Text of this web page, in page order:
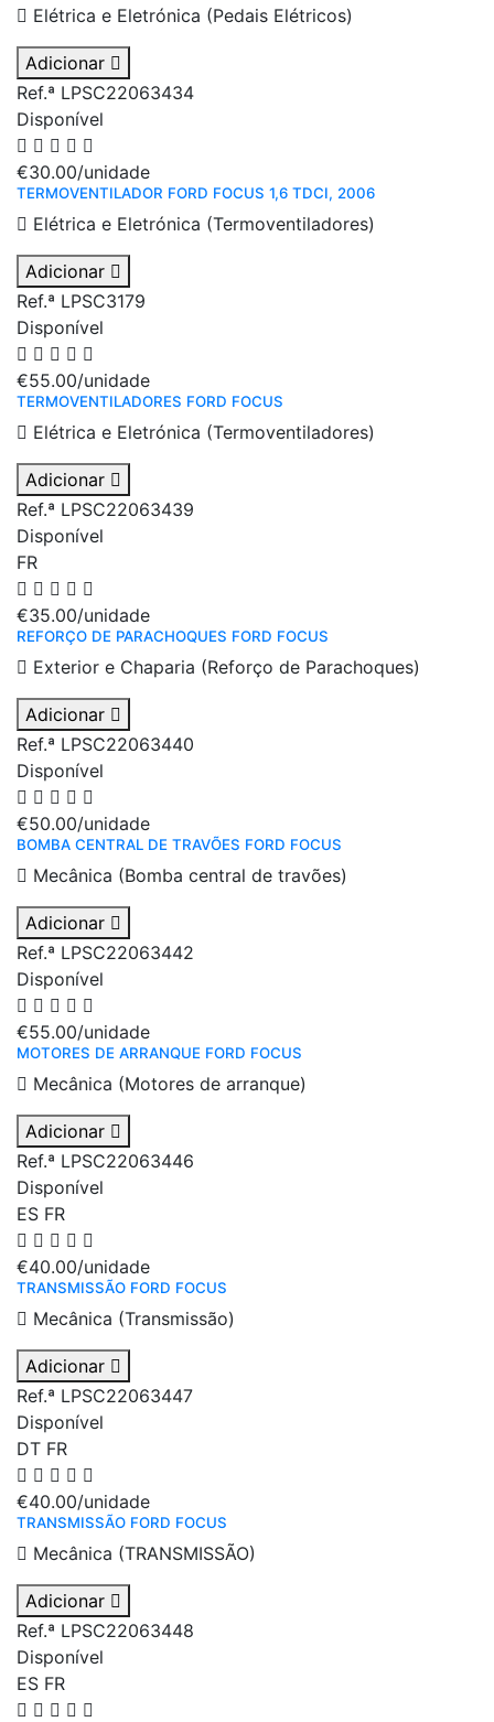
Elétrica e Eletrónica (Pedais Elétricos)
Adicionar
Ref.ª LPSC22063434
Disponível
€30.00/unidade
TERMOVENTILADOR FORD FOCUS 1,6 TDCI, 2006
Elétrica e Eletrónica (Termoventiladores)
Adicionar
Ref.ª LPSC3179
Disponível
€55.00/unidade
TERMOVENTILADORES FORD FOCUS
Elétrica e Eletrónica (Termoventiladores)
Adicionar
Ref.ª LPSC22063439
Disponível
FR
€35.00/unidade
REFORÇO DE PARACHOQUES FORD FOCUS
Exterior e Chaparia (Reforço de Parachoques)
Adicionar
Ref.ª LPSC22063440
Disponível
€50.00/unidade
BOMBA CENTRAL DE TRAVÕES FORD FOCUS
Mecânica (Bomba central de travões)
Adicionar
Ref.ª LPSC22063442
Disponível
€55.00/unidade
MOTORES DE ARRANQUE FORD FOCUS
Mecânica (Motores de arranque)
Adicionar
Ref.ª LPSC22063446
Disponível
ES FR
€40.00/unidade
TRANSMISSÃO FORD FOCUS
Mecânica (Transmissão)
Adicionar
Ref.ª LPSC22063447
Disponível
DT FR
€40.00/unidade
TRANSMISSÃO FORD FOCUS
Mecânica (TRANSMISSÃO)
Adicionar
Ref.ª LPSC22063448
Disponível
ES FR